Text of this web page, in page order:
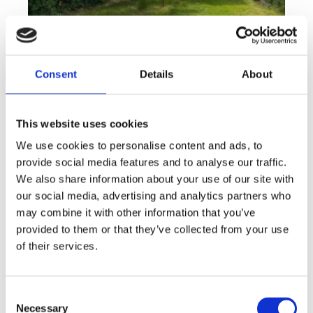
Consent Details About
This website uses cookies
We use cookies to personalise content and ads, to
provide social media features and to analyse our traffic.
We also share information about your use of our site with
our social media, advertising and analytics partners who
may combine it with other information that you’ve
provided to them or that they’ve collected from your use
of their services.
Necessary
Rent flats 2+KT 41 m², Plzeň - Lobzy
Offer type
Property type
Apartment
disposition
funkce
garden store